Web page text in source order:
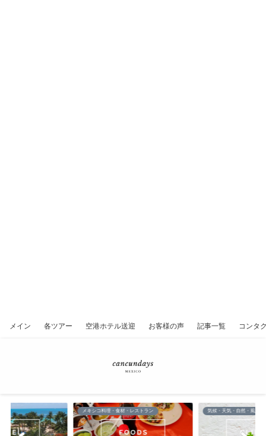
メイン 各ツアー 空港ホテル送迎 お客様の声 記事一覧 コンタ
メキシコ料理・食材・レストラン 気候・天気・自然・風景